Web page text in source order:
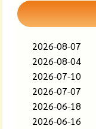
2026-08-07
2026-08-04
2026-07-10
2026-07-07
2026-06-18
2026-06-16